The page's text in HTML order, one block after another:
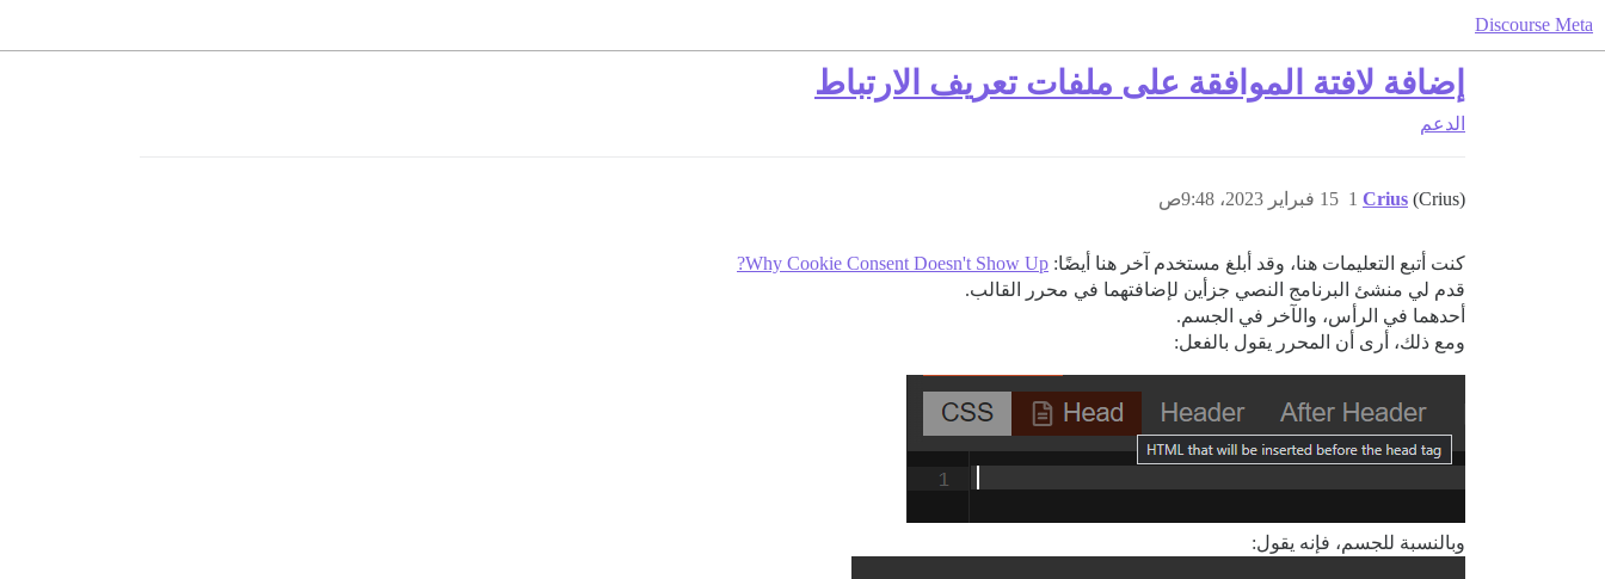
Discourse Meta
إضافة لافتة الموافقة على ملفات تعريف الارتباط
الدعم
Crius (Crius) 15 فبراير 2023، 9:48ص 1
كنت أتبع التعليمات هنا، وقد أبلغ مستخدم آخر هنا أيضًا: Why Cookie Consent Doesn't Show Up?
قدم لي منشئ البرنامج النصي جزأين لإضافتهما في محرر القالب.
أحدهما في الرأس، والآخر في الجسم.
ومع ذلك، أرى أن المحرر يقول بالفعل:
وبالنسبة للجسم، فإنه يقول: